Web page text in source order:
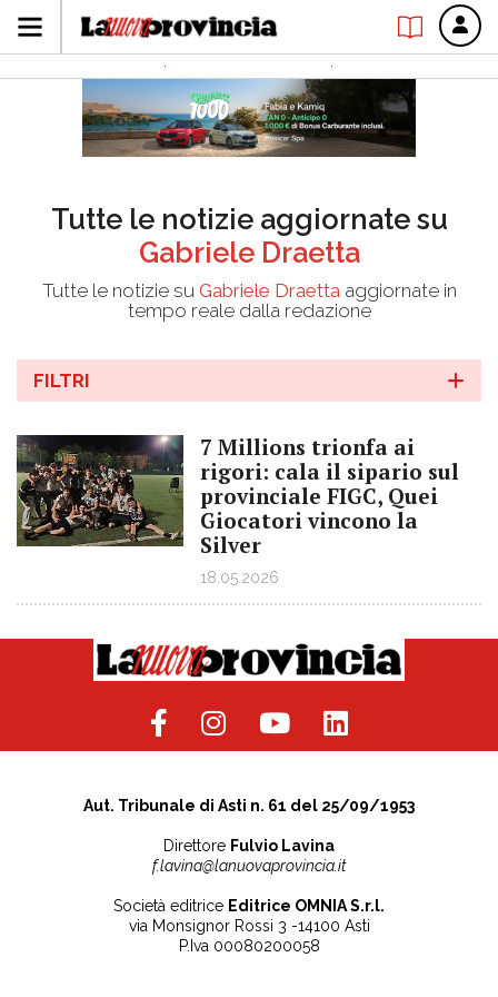
Tutte le notizie aggiornate su
Gabriele Draetta
Tutte le notizie su Gabriele Draettaaggiornate in
tempo reale dalla redazione
FILTRI
7 Millions trionfa ai
rigori: cala il sipario sul
provinciale FIGC, Quei
Giocatori vincono la
Silver
18.05.2026
Aut. Tribunale di Asti n. 61 del 25/09/1953
Direttore Fulvio Lavina
f.lavina@lanuovaprovincia.it
Società editrice Editrice OMNIA S.r.l.
via Monsignor Rossi 3 -14100 Asti
P.Iva 00080200058